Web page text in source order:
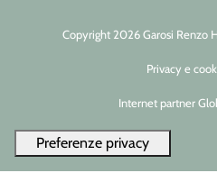
Copyright 2026 Garosi Renzo
Privacy e
Internet partner